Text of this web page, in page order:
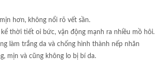
hơn, không nổi rõ vết sần.
thời tiết oi bức, vận động mạnh ra nhiều mồ hôi.
làm trắng da và chống hình thành nếp nhăn
mịn và cũng không lo bị bí da.